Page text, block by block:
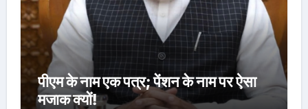
पीएम के नाम एक पत्र; पेंशन के नाम पर ऐसा
मजाक क्यों!